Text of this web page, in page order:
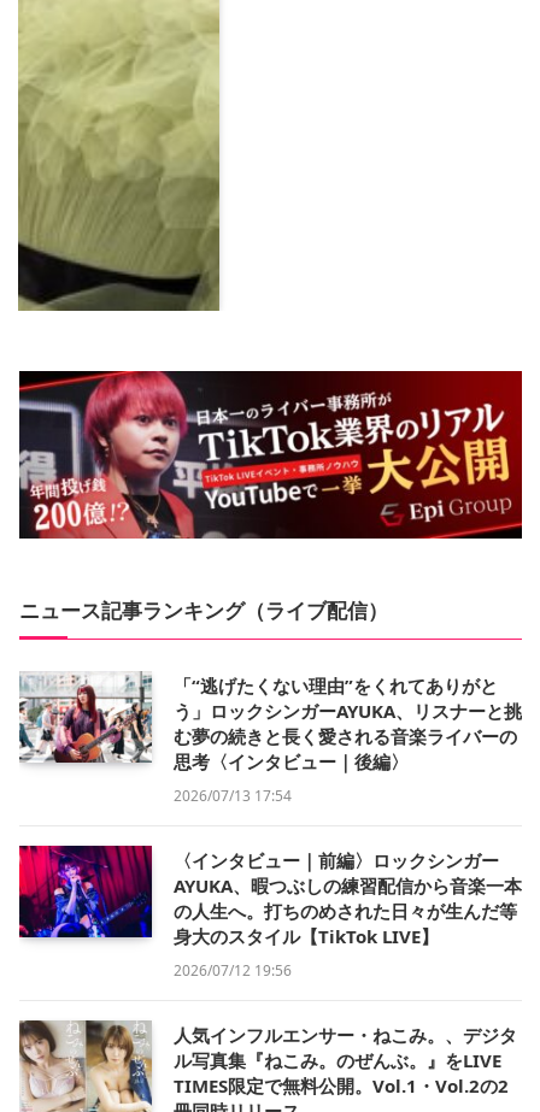
ニュース記事ランキング（ライブ配信）
「“逃げたくない理由”をくれてありがと
う」ロックシンガーAYUKA、リスナーと挑
む夢の続きと長く愛される音楽ライバーの
思考〈インタビュー｜後編〉
2026/07/13 17:54
〈インタビュー｜前編〉ロックシンガー
AYUKA、暇つぶしの練習配信から音楽一本
の人生へ。打ちのめされた日々が生んだ等
身大のスタイル【TikTok LIVE】
2026/07/12 19:56
人気インフルエンサー・ねこみ。、デジタ
ル写真集『ねこみ。のぜんぶ。』をLIVE
TIMES限定で無料公開。Vol.1・Vol.2の2